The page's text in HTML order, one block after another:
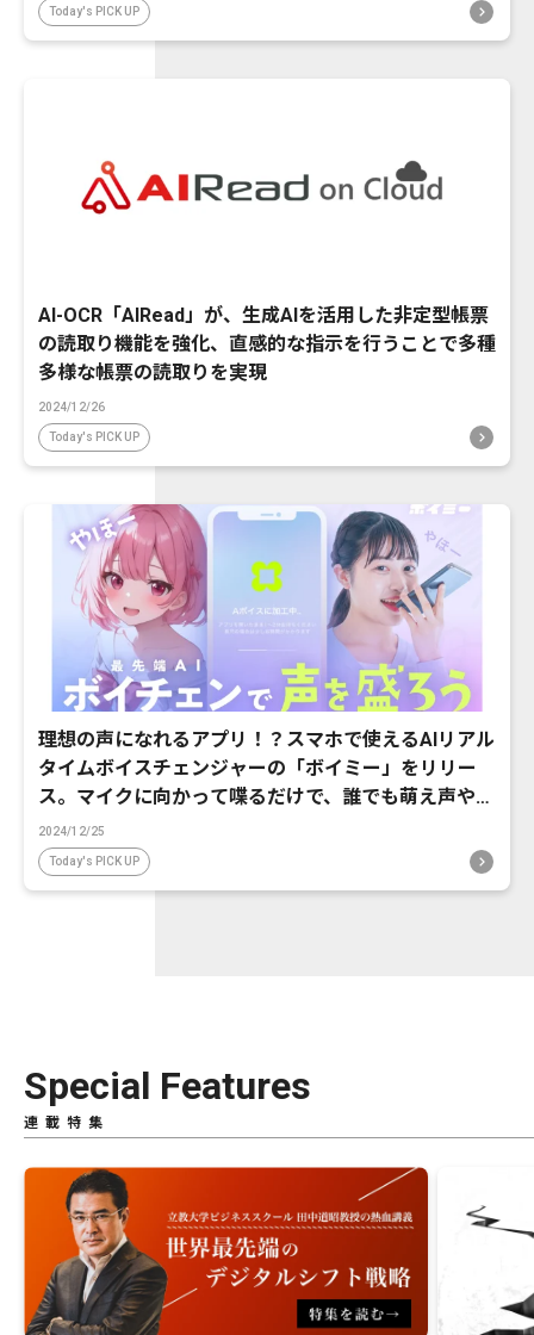
Today's PICK UP
AI-OCR「AIRead」が、生成AIを活用した非定型帳票
の読取り機能を強化、直感的な指示を行うことで多種
多様な帳票の読取りを実現
2024/12/26
Today's PICK UP
理想の声になれるアプリ！？スマホで使えるAIリアル
タイムボイスチェンジャーの「ボイミー」をリリー
ス。マイクに向かって喋るだけで、誰でも萌え声やイ
ケボ風に音声変換が可能に。
2024/12/25
Today's PICK UP
Special Features
連載特集